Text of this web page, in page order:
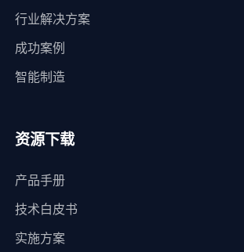
行业解决方案
成功案例
智能制造
资源下载
产品手册
技术白皮书
实施方案